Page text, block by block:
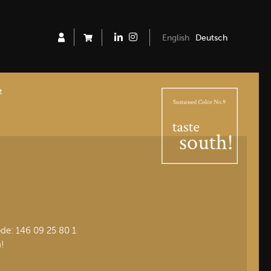
English Deutsch
146 09 25 80 1